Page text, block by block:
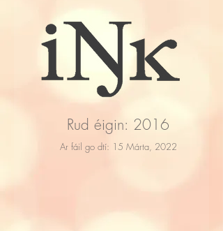
Rud éigin: 2016
Ar fáil go dtí: 15 Márta, 2022